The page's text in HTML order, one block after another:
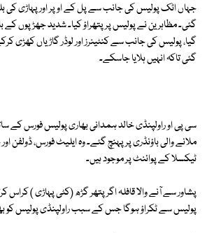
جہاں اٹک پولیس کی جانب سے پل کے اوپر اور پہاڑی
گئی۔ مظاہرین نے پولیس پر پتھراؤ کیا۔ شدید جھڑپوں
گیا، پولیس کی جانب سے کنٹینرز اور لوڈر گاڑیاں کھڑی
گئی تاکہ انہیں ہلایا جاسکے۔
سی پی او راولپنڈی خالد ہمدانی بھاری پولیس فورس کے
ملانے والی باؤنڈری پر پہنچ گئے۔ وہ ایلیٹ فورس، ڈولفن
ٹیکسلا کے پوائنٹ پر موجود ہیں۔
پشاور سے آنے والا قافلہ اگر پتھر گڑھ (کٹی پہاڑی ) کراس
پولیس سے ٹکراؤ ہوگا جس کے سبب راولپنڈی پولیس کو